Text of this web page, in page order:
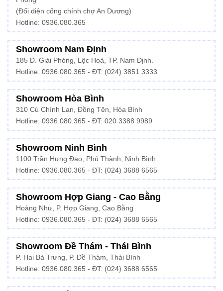
(Đối diện cổng chính chợ An Dương)
Hotline: 0936.080.365
Showroom Nam Định
185 Đ. Giải Phóng, Lộc Hoà, TP. Nam Định.
Hotline: 0936.080.365 - ĐT: (024) 3851 3333
Showroom Hòa Bình
310 Cù Chính Lan, Đồng Tên, Hòa Bình
Hotline: 0936.080.365 - ĐT: 020 3388 9989
Showroom Ninh Bình
1100 Trần Hưng Đạo, Phú Thành, Ninh Bình
Hotline: 0936.080.365 - ĐT: (024) 3688 6565
Showroom Hợp Giang - Cao Bằng
Hoàng Như, P. Hợp Giang, Cao Bằng
Hotline: 0936.080.365 - ĐT: (024) 3688 6565
Showroom Đề Thám - Thái Bình
P. Hai Bà Trưng, P. Đề Thám, Thái Bình
Hotline: 0936.080.365 - ĐT: (024) 3688 6565